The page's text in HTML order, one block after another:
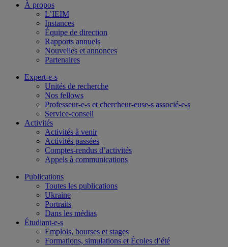
À propos
L’IEIM
Instances
Équipe de direction
Rapports annuels
Nouvelles et annonces
Partenaires
Expert-e-s
Unités de recherche
Nos fellows
Professeur-e-s et chercheur-euse-s associé-e-s
Service-conseil
Activités
Activités à venir
Activités passées
Comptes-rendus d’activités
Appels à communications
Publications
Toutes les publications
Ukraine
Portraits
Dans les médias
Étudiant-e-s
Emplois, bourses et stages
Formations, simulations et Écoles d’été